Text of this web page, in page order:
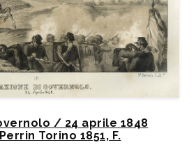
/ 24 aprile 1848
Torino 1851, F.